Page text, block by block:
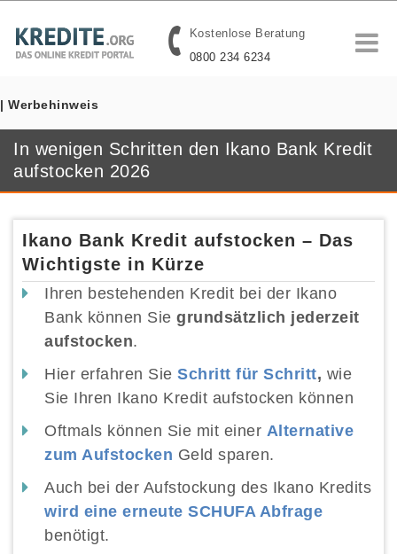
Kostenlose Beratung
0800 234 6234
| Werbehinweis
In wenigen Schritten den Ikano Bank Kredit
aufstocken 2026
Ikano Bank Kredit aufstocken – Das
Wichtigste in Kürze
Ihren bestehenden Kredit bei der Ikano
Bank können Sie grundsätzlich jederzeit
aufstocken.
Hier erfahren Sie Schritt für Schritt, wie
Sie Ihren Ikano Kredit aufstocken können
Oftmals können Sie mit einer Alternative
zum Aufstocken Geld sparen.
Auch bei der Aufstockung des Ikano Kredits
wird eine erneute SCHUFA Abfrage
benötigt.